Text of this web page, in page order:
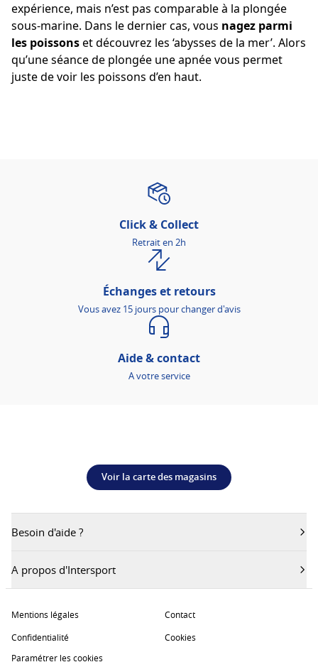
expérience, mais n’est pas comparable à la plongée
sous-marine. Dans le dernier cas, vous nagez parmi
les poissonset découvrez les ‘abysses de la mer’. Alors
qu’une séance de plongée une apnée vous permet
juste de voir les poissons d’en haut.
Click & Collect
Retrait en 2h
Échanges et retours
Vous avez 15 jours pour changer d'avis
Aide & contact
A votre service
Voir la carte des magasins
Besoin d'aide ?
A propos d'Intersport
Mentions légales
Contact
Confidentialité
Cookies
Paramétrer les cookies